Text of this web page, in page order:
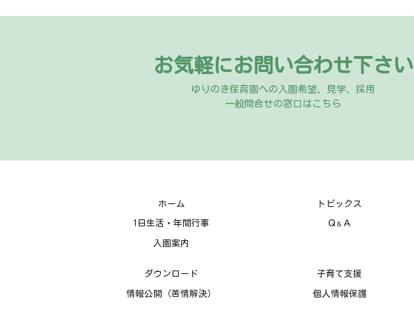
お気軽にお問い合わせ下さい
ゆりのき保育園への入園希望、見学、採用
一般問合せの窓口はこちら
ホーム トピックス
1日生活・年間行事 Ｑ ＆ Ａ
入園案内
ダウンロード 子育て支援
情報公開（苦情解決） 個人情報保護